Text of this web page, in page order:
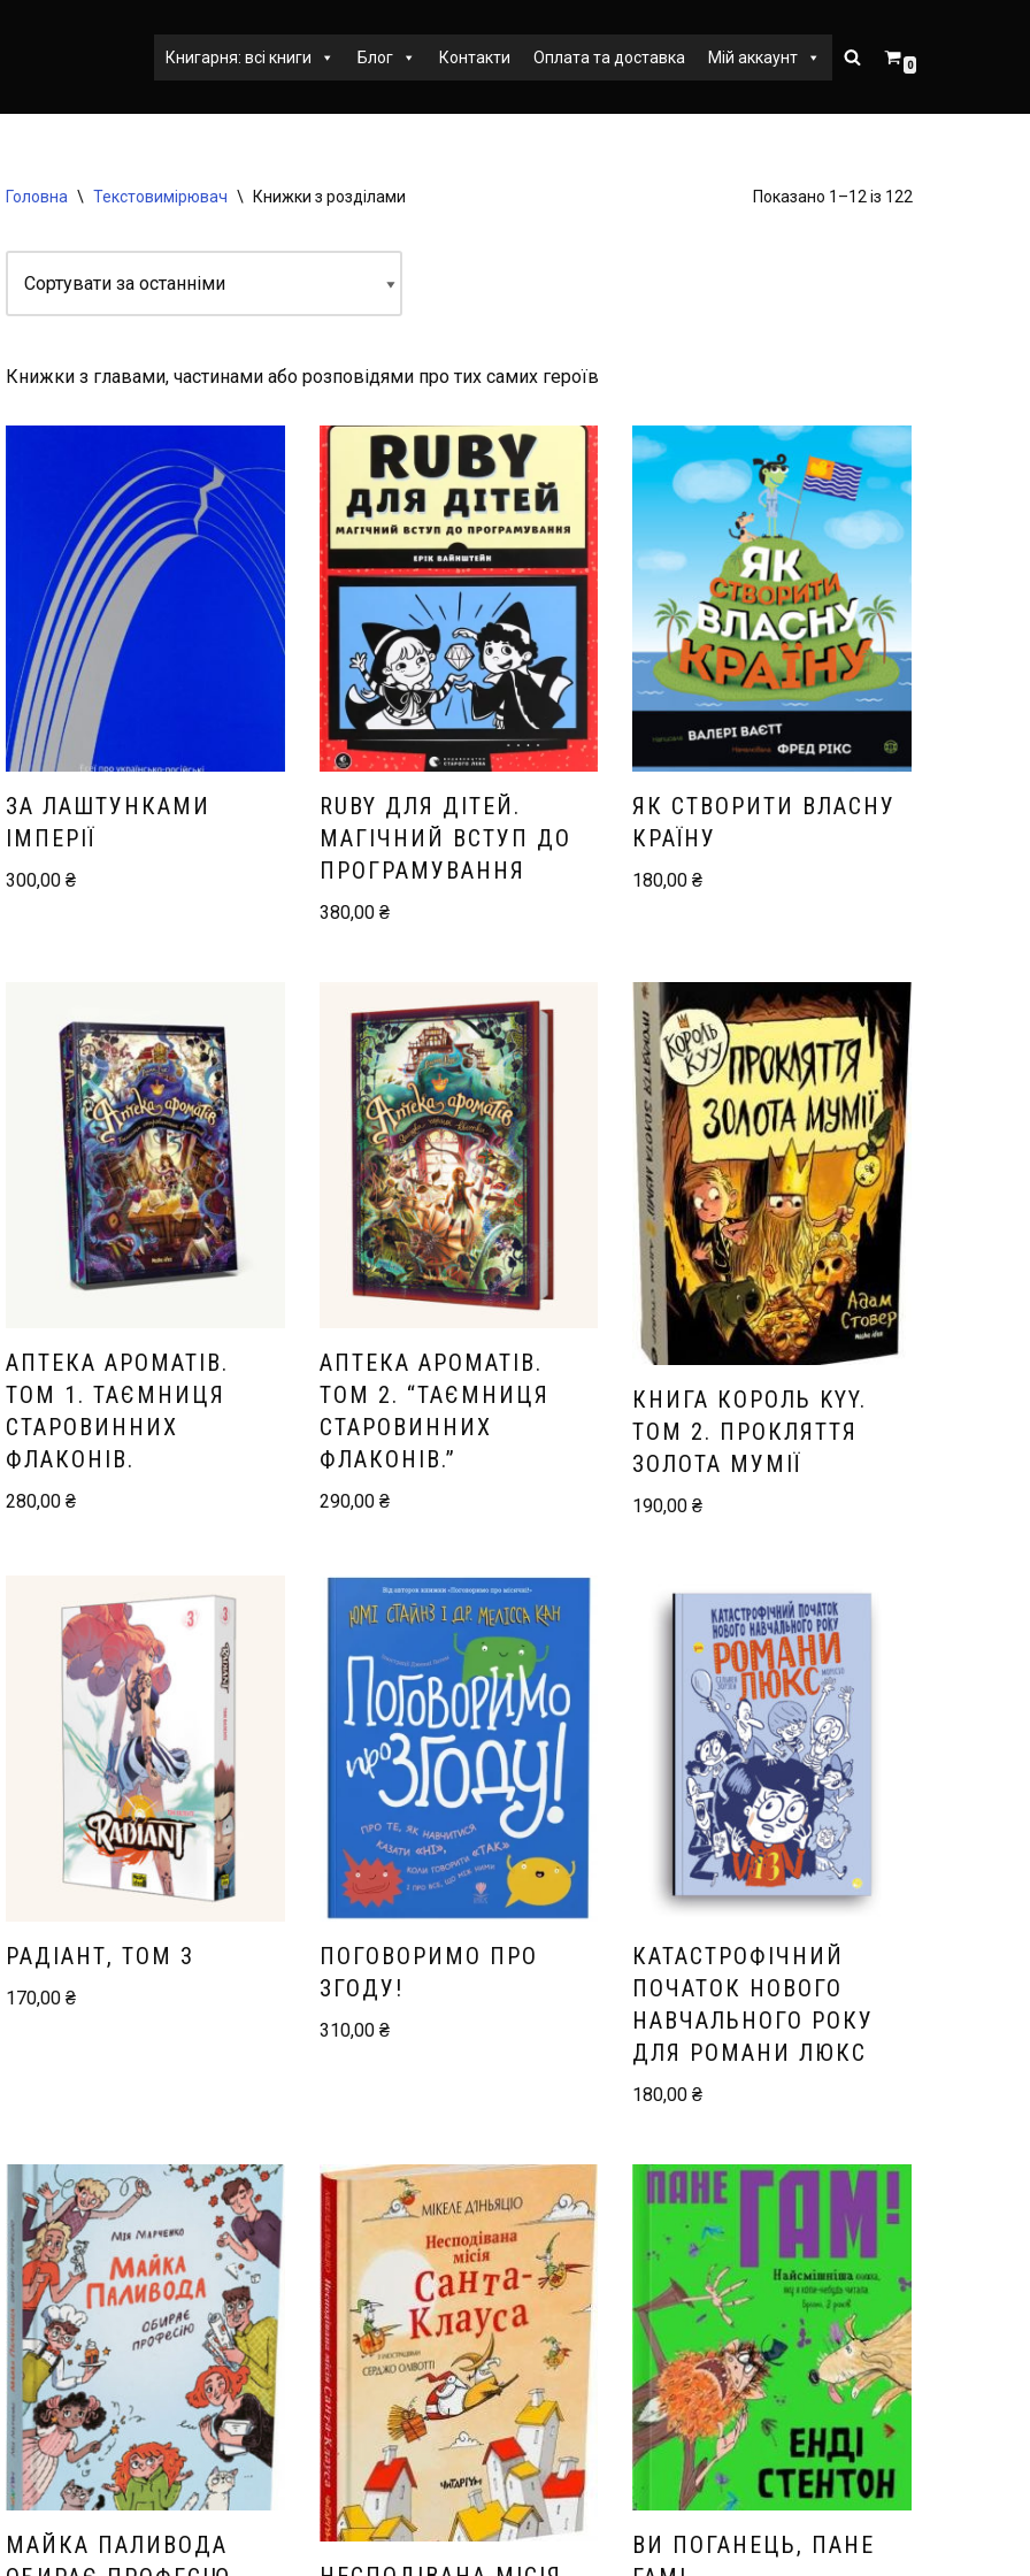
Книгарня: всі книги Блог Контакти Оплата та доставка Мій аккаунт 0
Головна \ Текстовимірювач \ Книжки з розділами Показано 1–12 із 122
Книжки з главами, частинами або розповідями про тих самих героїв
ЗА ЛАШТУНКАМИ
ІМПЕРІЇ
300,00 ₴
RUBY ДЛЯ ДІТЕЙ.
МАГІЧНИЙ ВСТУП ДО
ПРОГРАМУВАННЯ
380,00 ₴
ЯК СТВОРИТИ ВЛАСНУ
КРАЇНУ
180,00₴
АПТЕКА АРОМАТІВ.
ТОМ 1. ТАЄМНИЦЯ
СТАРОВИННИХ
ФЛАКОНІВ.
280,00 ₴
АПТЕКА АРОМАТІВ.
ТОМ 2. “ТАЄМНИЦЯ
СТАРОВИННИХ
ФЛАКОНІВ.”
290,00 ₴
КНИГА КОРОЛЬ KYY.
ТОМ 2. ПРОКЛЯТТЯ
ЗОЛОТА МУМІЇ
190,00₴
РАДІАНТ, ТОМ 3
170,00 ₴
ПОГОВОРИМО ПРО
ЗГОДУ!
310,00 ₴
КАТАСТРОФІЧНИЙ
ПОЧАТОК НОВОГО
НАВЧАЛЬНОГО РОКУ
ДЛЯ РОМАНИ ЛЮКС
180,00₴
МАЙКА ПАЛИВОДА
ВИ ПОГАНЕЦЬ, ПАНЕ